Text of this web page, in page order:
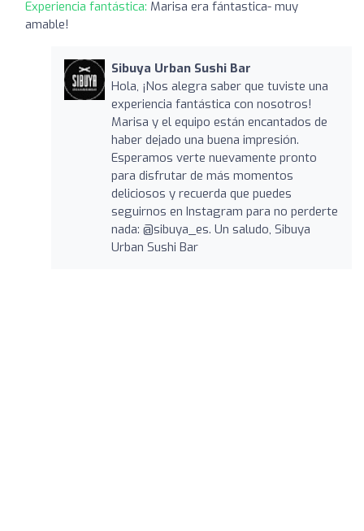
Experiencia fantástica: Marisa era fántastica- muy
amable!
Sibuya Urban Sushi Bar
Hola, ¡Nos alegra saber que tuviste una
experiencia fantástica con nosotros!
Marisa y el equipo están encantados de
haber dejado una buena impresión.
Esperamos verte nuevamente pronto
para disfrutar de más momentos
deliciosos y recuerda que puedes
seguirnos en Instagram para no perderte
nada: @sibuya_es. Un saludo, Sibuya
Urban Sushi Bar